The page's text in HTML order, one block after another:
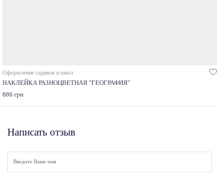
Оформление садиков и школ
НАКЛЕЙКА РАЗНОЦВЕТНАЯ "ГЕОГРАФИЯ"
886 грн
Написать отзыв